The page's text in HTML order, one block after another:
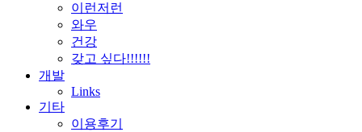
이런저런
와우
건강
갖고 싶다!!!!!!
개발
Links
기타
이용후기